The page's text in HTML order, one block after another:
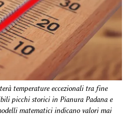
temperature eccezionali tra fine
picchi storici in Pianura Padana e
matematici indicano valori mai